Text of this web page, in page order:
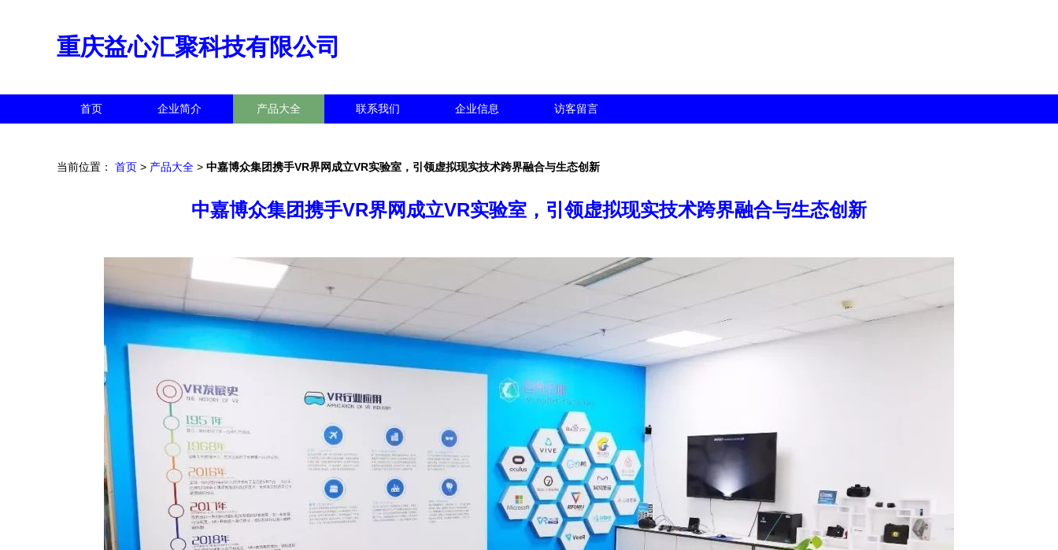
重庆益心汇聚科技有限公司
首页 企业简介 产品大全 联系我们 企业信息 访客留言
当前位置： 首页 > 产品大全 > 中嘉博众集团携手VR界网成立VR实验室，引领虚拟现实技术跨界融合与生态创新
中嘉博众集团携手VR界网成立VR实验室，引领虚拟现实技术跨界融合与生态创新